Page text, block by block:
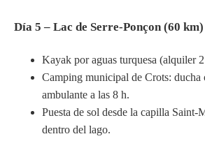
Día 5 – Lac de Serre-Ponçon (60 km)
Kayak por aguas turquesa (alquiler
Camping municipal de Crots: ducha
ambulante a las 8 h.
Puesta de sol desde la capilla Saint-
dentro del lago.